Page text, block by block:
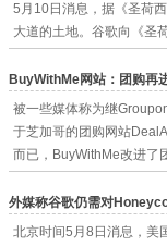
5月10日消息，据《圣荷
大道的土地。谷歌向《圣
BuyWithMe网站：团购再
被一些媒体称为继
于芝加哥的团购网站
而已，BuyWithMe改进了
外媒称谷歌仍需对
北京时间5月8日消息，美